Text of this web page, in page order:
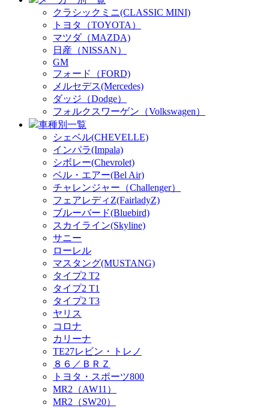
クラシックミニ(CLASSIC MINI)
トヨタ（TOYOTA）
マツダ（MAZDA)
日産（NISSAN）
GM
フォード（FORD)
メルセデス(Mercedes)
ダッジ（Dodge）
フォルクスワーゲン（Volkswagen）
車種別一覧
シェベル(CHEVELLE)
インパラ(Impala)
シボレー(Chevrolet)
ベル・エアー(Bel Air)
チャレンジャー（Challenger）
フェアレディZ(FairladyZ)
ブルーバード(Bluebird)
スカイライン(Skyline)
サニー
ローレル
マスタング(MUSTANG)
タイプ2 T2
タイプ2 T1
タイプ2 T3
ヤリス
コロナ
カリーナ
TE27レビン・トレノ
８６／ＢＲＺ
トヨタ・スポーツ800
MR2（AW11）
MR2（SW20）